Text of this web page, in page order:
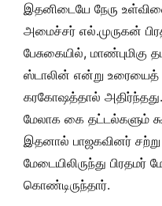
இதனிடையே நேரு
அமைச்சர் எல்.முருகன்
பேசுகையில், மாண்புமிகு
ஸ்டாலின் என்று
கரகோஷத்தால் அதிர்ந்தது.
மேலாக கை தட்டல்களும்
இதனால் பாஜகவினர்
மேடையிலிருந்து பிரதமர்
கொண்டிருந்தார்.